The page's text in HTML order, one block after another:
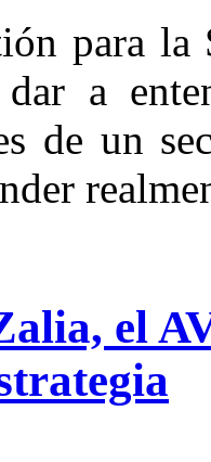
para la
a
de un
el